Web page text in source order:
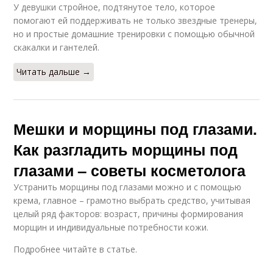
У девушки стройное, подтянутое тело, которое
помогают ей поддерживать не только звездные тренеры,
но и простые домашние тренировки с помощью обычной
скакалки и гантелей.
Читать дальше →
Мешки и морщины под глазами.
Как разгладить морщины под
глазами – советы косметолога
Устранить морщины под глазами можно и с помощью
крема, главное – грамотно выбрать средство, учитывая
целый ряд факторов: возраст, причины формирования
морщин и индивидуальные потребности кожи.
Подробнее читайте в статье.